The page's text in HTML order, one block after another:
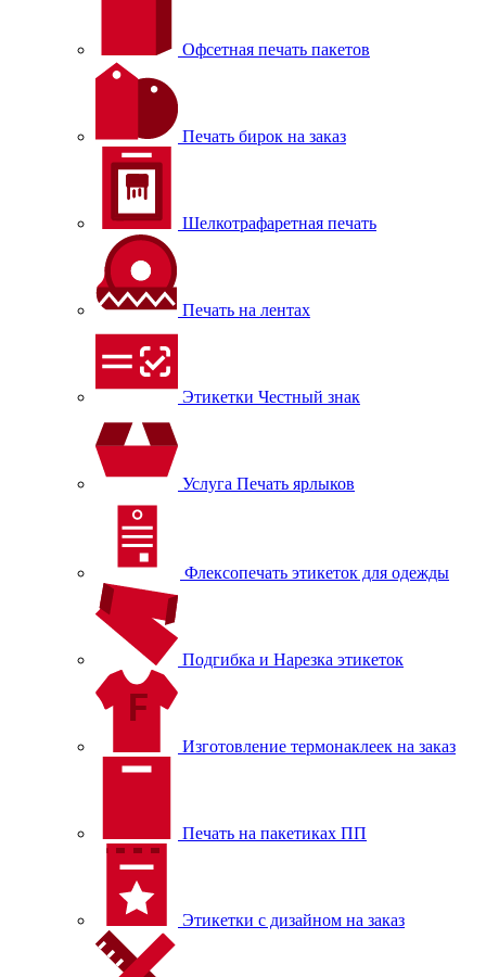
Офсетная печать пакетов
Печать бирок на заказ
Шелкотрафаретная печать
Печать на лентах
Этикетки Честный знак
Услуга Печать ярлыков
Флексопечать этикеток для одежды
Подгибка и Нарезка этикеток
Изготовление термонаклеек на заказ
Печать на пакетиках ПП
Этикетки с дизайном на заказ